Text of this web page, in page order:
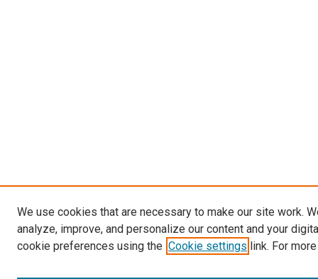
We use cookies that are necessary to make our site work.
analyze, improve, and personalize our content and your
cookie preferences using the Cookie settings link. For